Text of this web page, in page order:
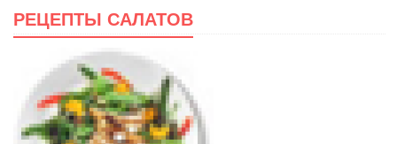
РЕЦЕПТЫ САЛАТОВ